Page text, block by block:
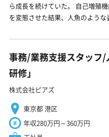
ら成長を続けていた。 自己増殖
を変態させた結果、人魚のような
事務/業務支援スタッフ
研修」
株式会社ピアズ
東京都 港区
年収280万円～360万円